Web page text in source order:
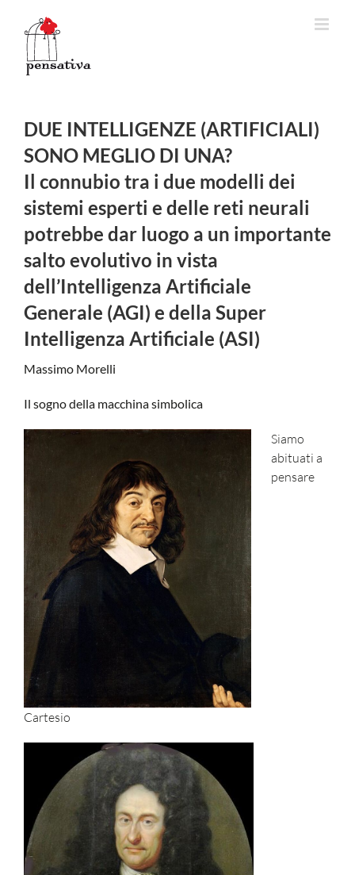
contenuto
DUE INTELLIGENZE (ARTIFICIALI)
SONO MEGLIO DI UNA?
Il connubio tra i due modelli dei
sistemi esperti e delle reti neurali
potrebbe dar luogo a un importante
salto evolutivo in vista
dell’Intelligenza Artificiale
Generale (AGI) e della Super
Intelligenza Artificiale (ASI)
Massimo Morelli
Il sogno della macchina simbolica
Cartesio
Siamo
abituati a
pensare